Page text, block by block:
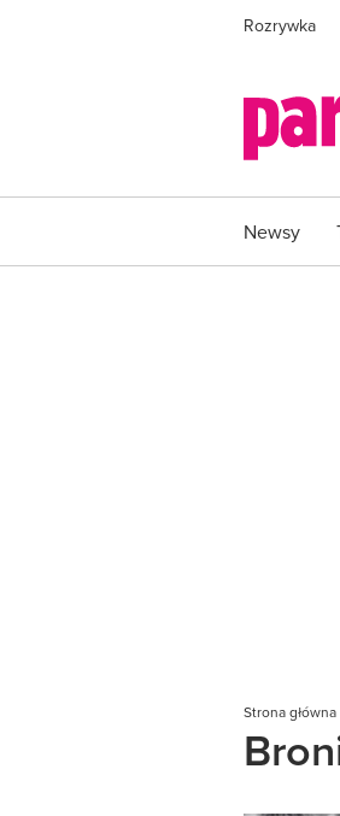
Rozrywka
Newsy
Strona główna